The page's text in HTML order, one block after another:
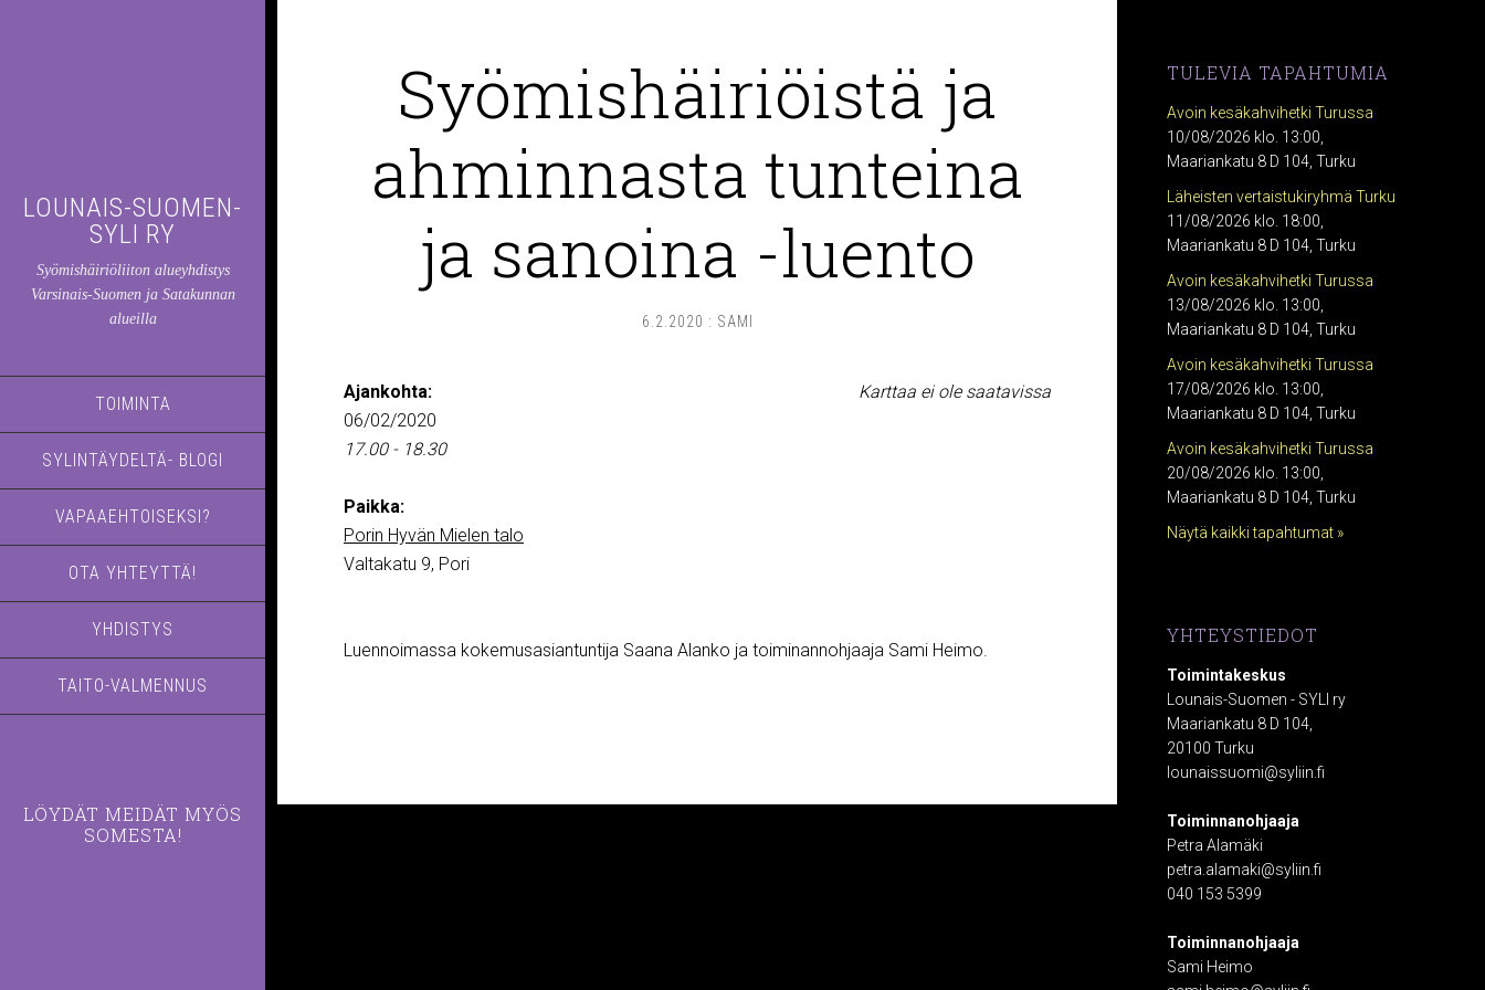
LOUNAIS-SUOMEN-
SYLI RY
Syömishäiriöliiton alueyhdistys
Varsinais-Suomen ja Satakunnan
alueilla
TOIMINTA
SYLINTÄYDELTÄ- BLOGI
VAPAAEHTOISEKSI?
OTA YHTEYTTÄ!
YHDISTYS
TAITO-VALMENNUS
LÖYDÄT MEIDÄT MYÖS
SOMESTA!
Syömishäiriöistä ja
ahminnasta tunteina
ja sanoina -luento
6.2.2020 : SAMI
Karttaa ei ole saatavissa
Ajankohta:
06/02/2020
17.00 - 18.30
Paikka:
Porin Hyvän Mielen talo
Valtakatu 9, Pori
Luennoimassa kokemusasiantuntija Saana Alanko ja toiminannohjaaja Sami Heimo.
TULEVIA TAPAHTUMIA
Avoin kesäkahvihetki Turussa
10/08/2026 klo. 13:00,
Maariankatu 8 D 104, Turku
Läheisten vertaistukiryhmä Turku
11/08/2026 klo. 18:00,
Maariankatu 8 D 104, Turku
Avoin kesäkahvihetki Turussa
13/08/2026 klo. 13:00,
Maariankatu 8 D 104, Turku
Avoin kesäkahvihetki Turussa
17/08/2026 klo. 13:00,
Maariankatu 8 D 104, Turku
Avoin kesäkahvihetki Turussa
20/08/2026 klo. 13:00,
Maariankatu 8 D 104, Turku
Näytä kaikki tapahtumat »
YHTEYSTIEDOT
Toimintakeskus
Lounais-Suomen - SYLI ry
Maariankatu 8 D 104,
20100 Turku
lounaissuomi@syliin.fi
Toiminnanohjaaja
Petra Alamäki
petra.alamaki@syliin.fi
040 153 5399
Toiminnanohjaaja
Sami Heimo